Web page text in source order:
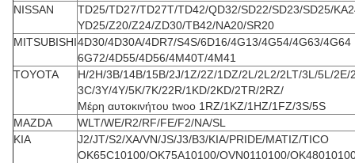
NISSAN
TD25/TD27/TD27T/TD42/QD32/SD22/SD23/SD25/
YD25/Z20/Z24/ZD30/TB42/NA20/SR20
MITSUBISHI4D30/4D30A/4DR7/S4S/6D16/4G13/4G54/4G63/4G64
6G72/4D55/4D56/4M40T/4M41
TOYOTA
H/2H/3B/14B/15B/2J/1Z/2Z/1DZ/2L/2L2/2LT/3L/5L/2E/
3C/3Y/4Y/5K/7K/22R/1KD/2KD/2TR/2RZ/
Μέρη αυτοκινήτου twoo 1RZ/1KZ/1HZ/1FZ/3S/5S
MAZDA
WLT/WE/R2/RF/FE/F2/NA/SL
KIA
J2/JT/S2/XA/VN/JS/J3/B3/KIA/PRIDE/MATIZ/TICO
OK65C10100/OK75A10100/OVN0110100/